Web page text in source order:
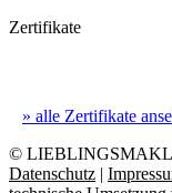
Zertifikate
» alle Zertifikate
©
Datenschutz |